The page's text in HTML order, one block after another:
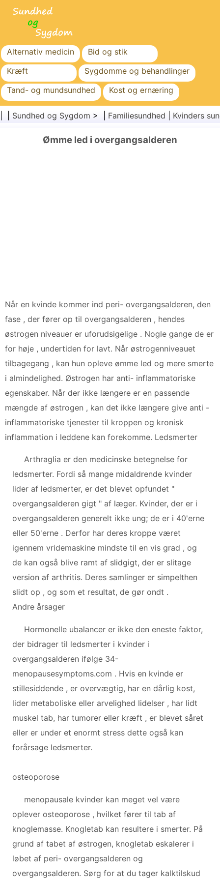
Alternativ medicin
Bid og stik
Kræft
Sygdomme og behandlinger
Tand- og mundsundhed
Kost og ernæring
Familiesundhed
Sundhedssektoren
Sundhed
Sundhed og Sygdom > | Familiesundhed Kvinders
Ømme led i overgangsalderen
Når en kvinde kommer ind peri- overgangsalderen, den
fase , der fører op til overgangsalderen , hendes
østrogen niveauer er uforudsigelige . Nogle gange de er
for høje , undertiden for lavt. Når østrogenniveauet
tilbagegang , kan hun opleve ømme led og mere smerte
i almindelighed. Østrogen har anti- inflammatoriske
egenskaber. Når der ikke længere er en passende
mængde af østrogen , kan det ikke længere give anti -
inflammatoriske tjenester til kroppen og kronisk
inflammation i leddene kan forekomme. Ledsmerter
Arthraglia er den medicinske betegnelse for
ledsmerter. Fordi så mange midaldrende kvinder
lider af ledsmerter, er det blevet opfundet "
overgangsalderen gigt " af læger. Kvinder, der er i
overgangsalderen generelt ikke ung; de er i 40'erne
eller 50'erne . Derfor har deres kroppe været
igennem vridemaskine mindste til en vis grad , og
de kan også blive ramt af slidgigt, der er slitage
version af arthritis. Deres samlinger er simpelthen
slidt op , og som et resultat, de gør ondt .
Andre årsager
Hormonelle ubalancer er ikke den eneste faktor,
der bidrager til ledsmerter i kvinder i
overgangsalderen ifølge 34-
menopausesymptoms.com . Hvis en kvinde er
stillesiddende , er overvægtig, har en dårlig kost,
lider metaboliske eller arvelighed lidelser , har lidt
muskel tab, har tumorer eller kræft , er blevet såret
eller er under et enormt stress dette også kan
forårsage ledsmerter.
osteoporose
menopausale kvinder kan meget vel være
oplever osteoporose , hvilket fører til tab af
knoglemasse. Knogletab kan resultere i smerter. På
grund af tabet af østrogen, knogletab eskalerer i
løbet af peri- overgangsalderen og
overgangsalderen. Sørg for at du tager kalktilskud